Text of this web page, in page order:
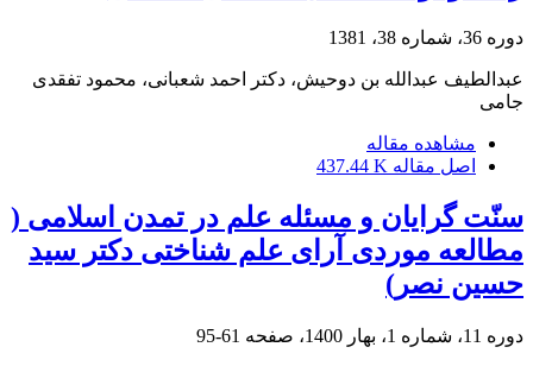
دوره 36، شماره 38، 1381
عبدالطیف عبدالله بن دوحیش، دکتر احمد شعبانى، محمود تفقدى
جامى
مشاهده مقاله
اصل مقاله 437.44 K
سنّت گرایان و مسئله علم در تمدن اسلامی (
مطالعه موردی آرای علم شناختی دکتر سید
حسین نصر)
دوره 11، شماره 1، بهار 1400، صفحه 61-95